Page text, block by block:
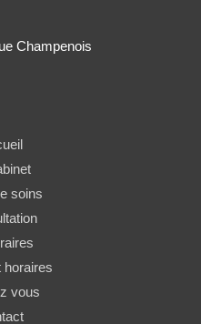
Champenois
soins
vous